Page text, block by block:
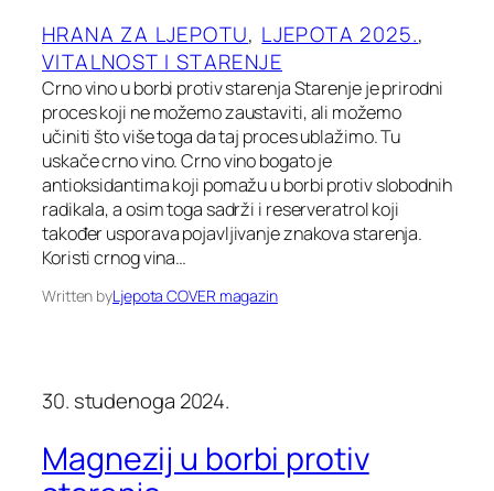
HRANA ZA LJEPOTU, LJEPOTA 2025.
VITALNOST I STARENJE
Crno vino u borbi protiv starenja Starenje je prirodni
proces koji ne možemo zaustaviti, ali možemo
učiniti što više toga da taj proces ublažimo. Tu
uskače crno vino. Crno vino bogato je
antioksidantima koji pomažu u borbi protiv slobodnih
radikala, a osim toga sadrži i reserveratrol koji
također usporava pojavljivanje znakova starenja.
Koristi crnog vina…
Written byLjepota COVER magazin
30. studenoga 2024.
Magnezij u borbi protiv